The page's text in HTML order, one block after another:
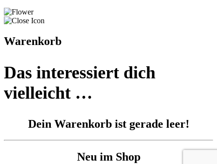
Warenkorb
Das interessiert dich
vielleicht …
Dein Warenkorb ist gerade leer!
Neu im Shop